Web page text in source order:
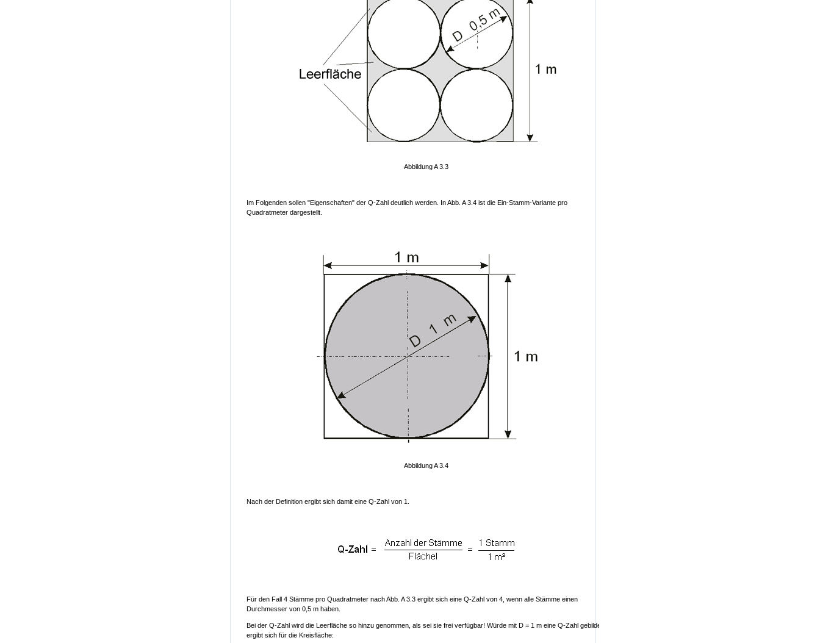
Abbildung A 3.3
Im Folgenden sollen "Eigenschaften" der Q-Zahl deutlich werden. In Abb. A 3.4 ist die Ein-Stamm-Variante pro
Quadratmeter dargestellt.
Abbildung A 3.4
Nach der Definition ergibt sich damit eine Q-Zahl von 1.
Für den Fall 4 Stämme pro Quadratmeter nach Abb. A 3.3 ergibt sich eine Q-Zahl von 4, wenn alle Stämme einen
Durchmesser von 0,5 m haben.
Bei der Q-Zahl wird die Leerfläche so hinzu genommen, als sei sie frei verfügbar! Würde mit D = 1 m eine Q-Zahl gebildet,
ergibt sich für die Kreisfläche: